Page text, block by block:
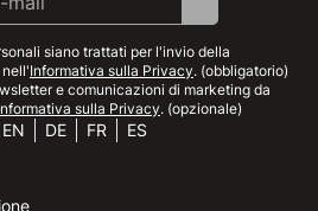
siano trattati per l'invio della
Informativa sulla Privacy. (obbligatorio)
e comunicazioni di marketing da
sulla Privacy. (opzionale)
EN DE FR ES